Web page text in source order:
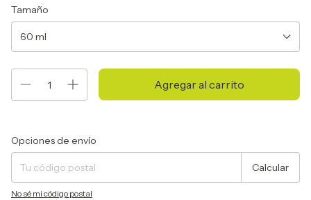
Tamaño
Entregas para el CP:
Opciones de envío
Calcular
No sé mi código postal